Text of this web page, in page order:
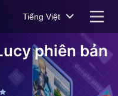
Tiếng Việt
phiên bản